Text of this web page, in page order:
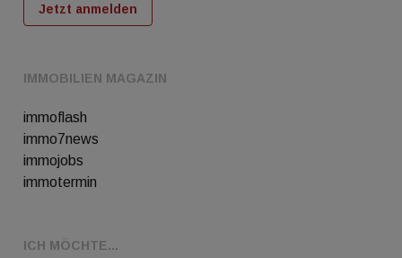
IMMOBILIEN MAGAZIN
immoflash
immo7news
immojobs
immotermin
ICH MÖCHTE...
Jetzt anmelden